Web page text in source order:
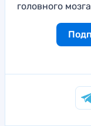
головного